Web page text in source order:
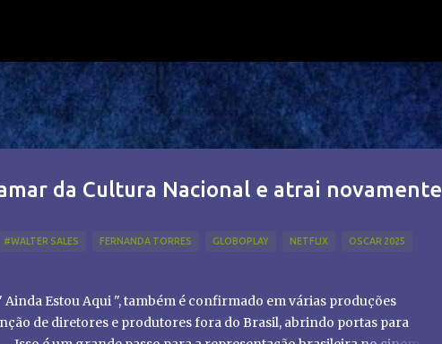
da Cultura Nacional e atrai novamente
#WALTER SALES FERNANDA TORRES GLOBOPLAY NETFLIX OSCAR 2025
Estou Aqui ", também é confirmado em várias produções
de diretores e produtores fora do Brasil, abrindo portas para